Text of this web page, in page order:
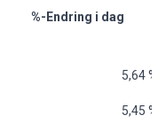
%-Endring i dag
5,64 %
5,45 %